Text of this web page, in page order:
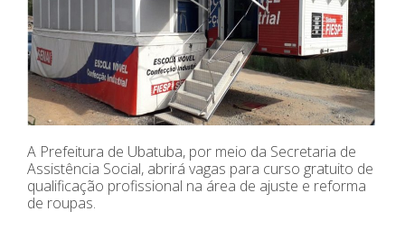
A Prefeitura de Ubatuba, por meio da Secretaria de
Assistência Social, abrirá vagas para curso gratuito de
qualificação profissional na área de ajuste e reforma
de roupas.